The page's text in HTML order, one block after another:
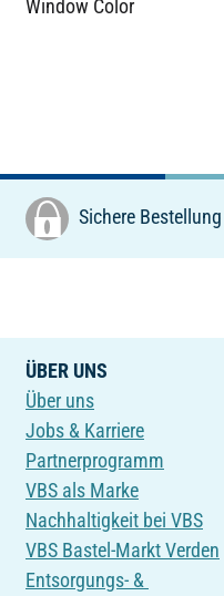
Window Color
Sichere Bestellung
ÜBER UNS
Über uns
Jobs & Karriere
Partnerprogramm
VBS als Marke
Nachhaltigkeit bei VBS
VBS Bastel-Markt Verden
Entsorgungs- &